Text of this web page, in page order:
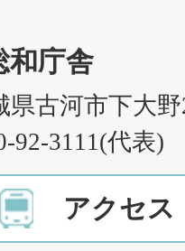
和庁舎
県古河市下大
92-3111(代表)
アクセス